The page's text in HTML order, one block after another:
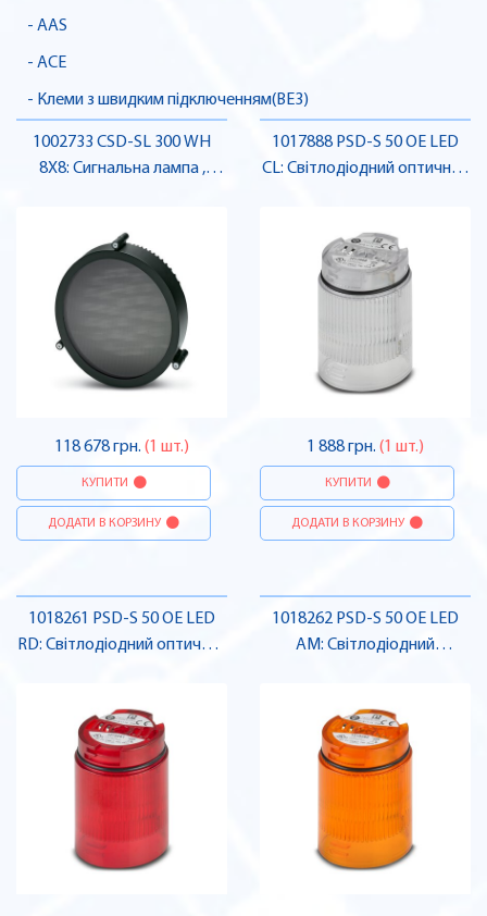
- AAS
- ACE
- Клеми з швидким підключенням(BE3)
1002733 CSD-SL 300 WH
8X8: Сигнальна лампа ,
118 678 грн. (1 шт.)
КУПИТИ
ДОДАТИ В КОРЗИНУ
1017888 PSD-S 50 OE LED
CL: Світлодіодний оптичний
1 888 грн. (1 шт.)
КУПИТИ
ДОДАТИ В КОРЗИНУ
1018261 PSD-S 50 OE LED
RD: Світлодіодний оптичний
1018262 PSD-S 50 OE LED
AM: Світлодіодний
Contact